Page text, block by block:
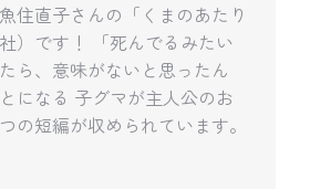
住直子さんの「くまのあたり
）です！ 「死んでるみたい
ら、意味がないと思ったん
になる 子グマが主人公のお
の短編が収められています。